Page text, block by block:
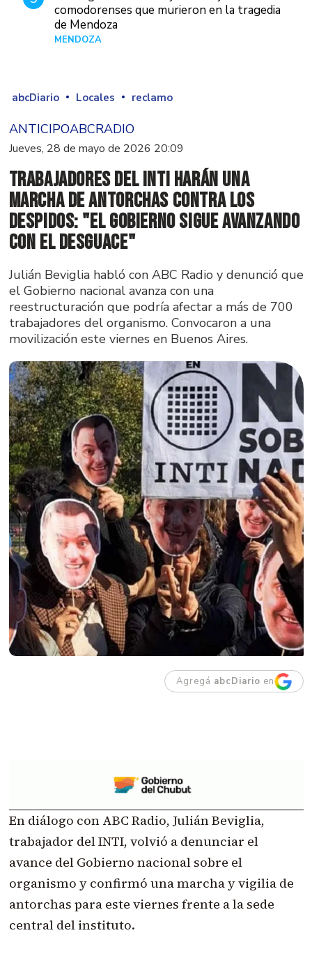
comodorenses que murieron en la tragedia
de Mendoza
MENDOZA
abcDiario Locales reclamo
ANTICIPOABCRADIO
Jueves, 28 de mayo de 2026 20:09
Trabajadores del INTI harán una
marcha de antorchas contra los
despidos: "El gobierno sigue avanzando
con el desguace"
Julián Beviglia habló con ABC Radio y denunció que
el Gobierno nacional avanza con una
reestructuración que podría afectar a más de 700
trabajadores del organismo. Convocaron a una
movilización este viernes en Buenos Aires.
Agregá abcDiario en
En diálogo con ABC Radio, Julián Beviglia,
trabajador del INTI, volvió a denunciar el
avance del Gobierno nacional sobre el
organismo y confirmó una marcha y vigilia de
antorchas para este viernes frente a la sede
central del instituto.